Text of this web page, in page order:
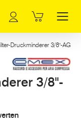
Druckminderer 3/8"-AG
3/8"-